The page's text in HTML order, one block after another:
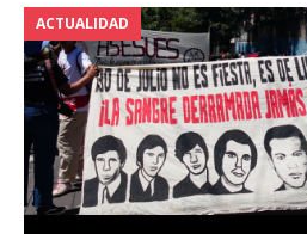
ACTUALIDAD